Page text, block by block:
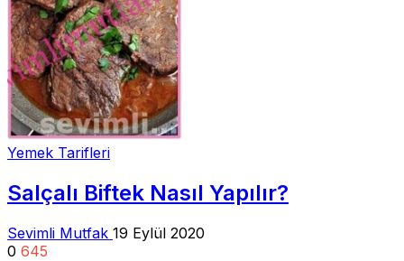
Yemek Tarifleri
Salçalı Biftek Nasıl Yapılır?
Sevimli Mutfak 19 Eylül 2020
0 645